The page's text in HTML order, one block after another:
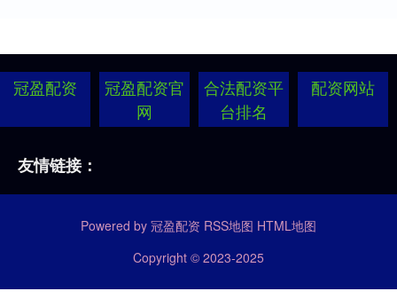
冠盈配资
冠盈配资官
网
合法配资平
台排名
配资网站
友情链接：
Powered by 冠盈配资 RSS地图 HTML地图
Copyright © 2023-2025